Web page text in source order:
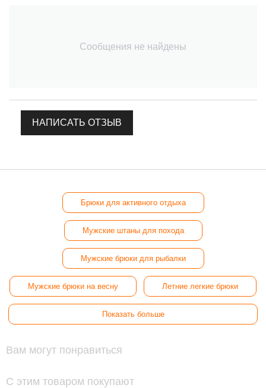
Сообщения не найдены
НАПИСАТЬ ОТЗЫВ
Брюки для активного отдыха
Мужские штаны для похода
Мужские брюки для рыбалки
Мужские брюки на весну Летние легкие брюки
Показать больше
Вам могут понравиться
С этим товаром покупают